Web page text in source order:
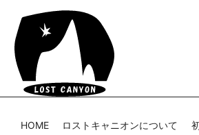
HOME ロストキャニオンについて